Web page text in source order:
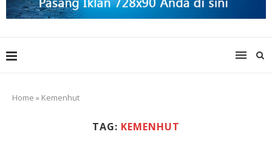
Home » Kemenhut
TAG: KEMENHUT